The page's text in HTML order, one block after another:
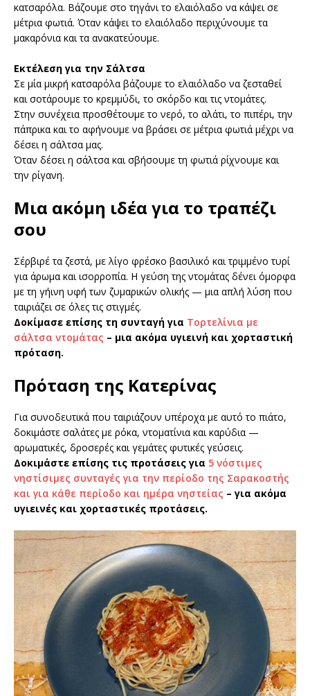
κατσαρόλα. Βάζουμε στο τηγάνι το ελαιόλαδο να κάψει σε
μέτρια φωτιά. Όταν κάψει το ελαιόλαδο περιχύνουμε τα
μακαρόνια και τα ανακατεύουμε.
Εκτέλεση για την Σάλτσα
Σε μία μικρή κατσαρόλα βάζουμε το ελαιόλαδο να ζεσταθεί
και σοτάρουμε το κρεμμύδι, το σκόρδο και τις ντομάτες.
Στην συνέχεια προσθέτουμε το νερό, το αλάτι, το πιπέρι, την
πάπρικα και το αφήνουμε να βράσει σε μέτρια φωτιά μέχρι να
δέσει η σάλτσα μας.
Όταν δέσει η σάλτσα και σβήσουμε τη φωτιά ρίχνουμε και
την ρίγανη.
Μια ακόμη ιδέα για το τραπέζι
σου
Σέρβιρέ τα ζεστά, με λίγο φρέσκο βασιλικό και τριμμένο τυρί
για άρωμα και ισορροπία. Η γεύση της ντομάτας δένει όμορφα
με τη γήινη υφή των ζυμαρικών ολικής — μια απλή λύση που
ταιριάζει σε όλες τις στιγμές.
Δοκίμασε επίσης τη συνταγή για Τορτελίνια με
σάλτσα ντομάτας – μια ακόμα υγιεινή και χορταστική
πρόταση.
Πρόταση της Κατερίνας
Για συνοδευτικά που ταιριάζουν υπέροχα με αυτό το πιάτο,
δοκιμάστε σαλάτες με ρόκα, ντοματίνια και καρύδια —
αρωματικές, δροσερές και γεμάτες φυτικές γεύσεις.
Δοκιμάστε επίσης τις προτάσεις για 5 νόστιμες
νηστίσιμες συνταγές για την περίοδο της Σαρακοστής
και για κάθε περίοδο και ημέρα νηστείας – για ακόμα
υγιεινές και χορταστικές προτάσεις.